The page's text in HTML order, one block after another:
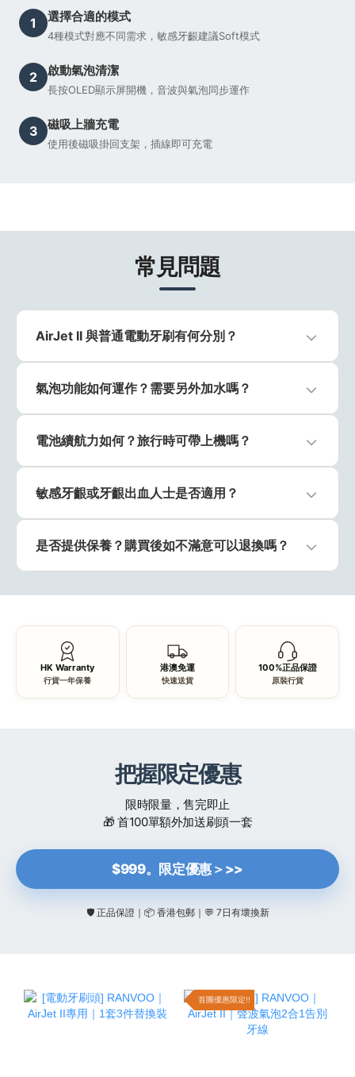
1 選擇合適的模式
4種模式對應不同需求，敏感牙齦建議Soft模式
2 啟動氣泡清潔
長按OLED顯示屏開機，音波與氣泡同步運作
3 磁吸上牆充電
使用後磁吸掛回支架，插線即可充電
常見問題
AirJet II 與普通電動牙刷有何分別？
氣泡功能如何運作？需要另外加水嗎？
電池續航力如何？旅行時可帶上機嗎？
敏感牙齦或牙齦出血人士是否適用？
是否提供保養？購買後如不滿意可以退換嗎？
HK Warranty
行貨一年保養
港澳免運
快速送貨
100%正品保證
原裝行貨
把握限定優惠
限時限量，售完即止
🎁 首100單額外加送刷頭一套
$999。限定優惠＞>>
🛡️ 正品保證｜📦 香港包郵｜💬 7日有壞換新
首團優惠限定!!